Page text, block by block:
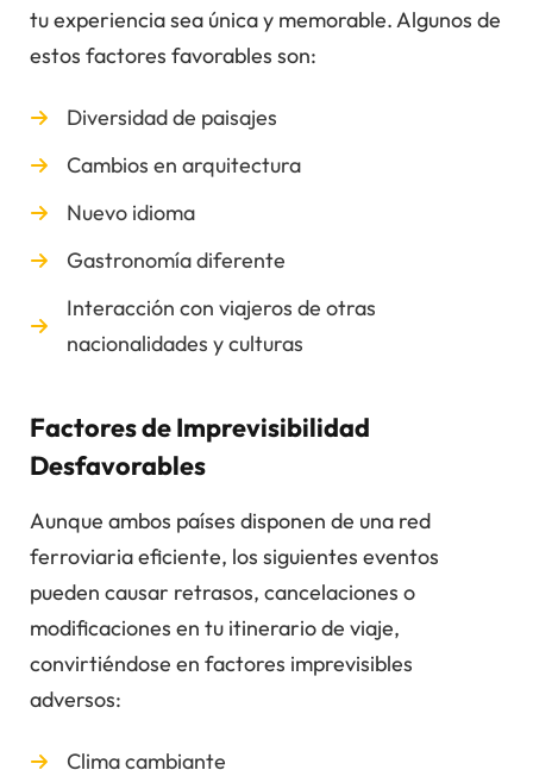
tu experiencia sea única y memorable. Algunos de
estos factores favorables son:
Diversidad de paisajes
Cambios en arquitectura
Nuevo idioma
Gastronomía diferente
Interacción con viajeros de otras
nacionalidades y culturas
Factores de Imprevisibilidad
Desfavorables
Aunque ambos países disponen de una red
ferroviaria eficiente, los siguientes eventos
pueden causar retrasos, cancelaciones o
modificaciones en tu itinerario de viaje,
convirtiéndose en factores imprevisibles
adversos:
Clima cambiante